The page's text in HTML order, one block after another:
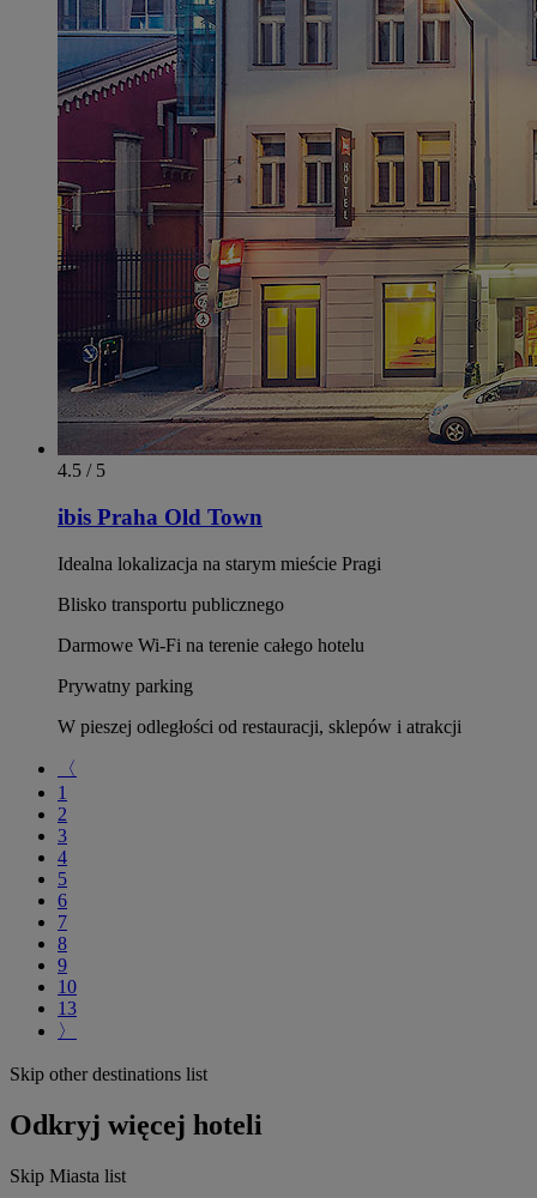
4.5 / 5
ibis Praha Old Town
Idealna lokalizacja na starym mieście Pragi
Blisko transportu publicznego
Darmowe Wi-Fi na terenie całego hotelu
Prywatny parking
W pieszej odległości od restauracji, sklepów i atrakcji
〈
1
2
3
4
5
6
7
8
9
10
13
〉
Skip other destinations list
Odkryj więcej hoteli
Skip Miasta list